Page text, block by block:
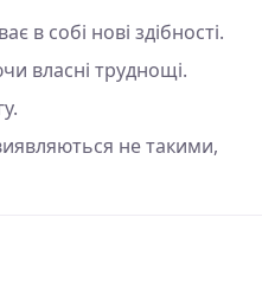
в собі нові здібності.
власні труднощі.
не такими,